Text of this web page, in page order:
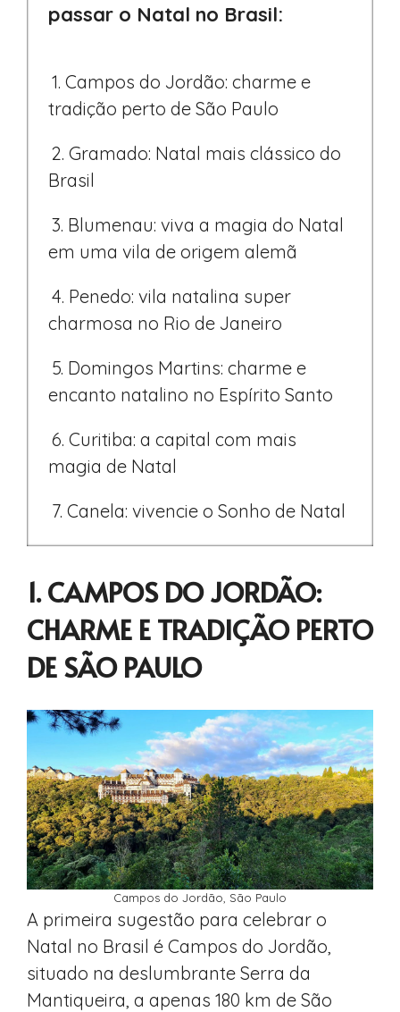
passar o Natal no Brasil:
1. Campos do Jordão: charme e
tradição perto de São Paulo
2. Gramado: Natal mais clássico do
Brasil
3. Blumenau: viva a magia do Natal
em uma vila de origem alemã
4. Penedo: vila natalina super
charmosa no Rio de Janeiro
5. Domingos Martins: charme e
encanto natalino no Espírito Santo
6. Curitiba: a capital com mais
magia de Natal
7. Canela: vivencie o Sonho de Natal
1. CAMPOS DO JORDÃO:
CHARME E TRADIÇÃO PERTO
DE SÃO PAULO
Campos do Jordão, São Paulo
A primeira sugestão para celebrar o
Natal no Brasil é Campos do Jordão,
situado na deslumbrante Serra da
Mantiqueira, a apenas 180 km de São